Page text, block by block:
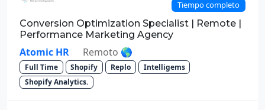
Tiempo completo
Conversion Optimization Specialist | Remote |
Performance Marketing Agency
Atomic HR Remoto 🌎
Full Time Shopify Replo
Intelligems
Shopify Analytics.